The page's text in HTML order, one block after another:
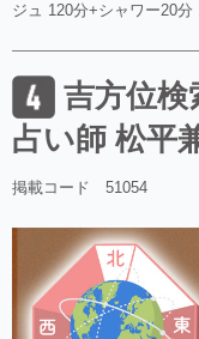
ジュ 120分+シャワー20分
吉方位
占い師 松平
掲載コード 51054